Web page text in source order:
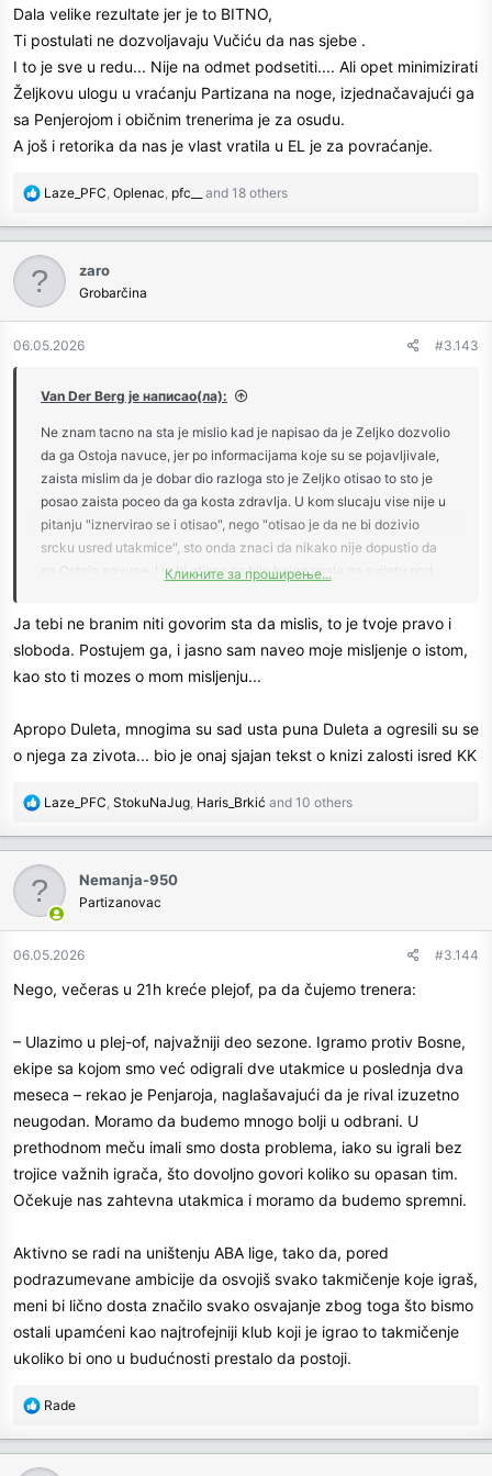
Dala velike rezultate jer je to BITNO,
Ti postulati ne dozvoljavaju Vučiću da nas sjebe .
I to je sve u redu... Nije na odmet podsetiti.... Ali opet minimizirati
Željkovu ulogu u vraćanju Partizana na noge, izjednačavajući ga
sa Penjerojom i običnim trenerima je za osudu.
A još i retorika da nas je vlast vratila u EL je za povraćanje.
R
c
t
o
n
Laze_PFC, Oplenac, pfc__ and 18 others
zaro
Grobarčina
06.05.2026 #3.143
Van Der Berg је написао(ла):
Ne znam tacno na sta je mislio kad je napisao da je Zeljko dozvolio
da ga Ostoja navuce, jer po informacijama koje su se pojavljivale,
zaista mislim da je dobar dio razloga sto je Zeljko otisao to sto je
posao zaista poceo da ga kosta zdravlja. U kom slucaju vise nije u
pitanju "iznervirao se i otisao", nego "otisao je da ne bi dozivio
srcku usred utakmice", sto onda znaci da nikako nije dopustio da
ga Ostoja navuce. I ja bi otisao sa bilo kojeg posla na svijetu pod
njegovog posla. A ako smatras ovo mjesto oazom sireg vidjenja
stvari, onda moras da dopustis da postoje vidjenja stvari koja se
bitno razlikuju od tvog. Jer je to, jelte, ta sirina.
Кликните за проширење...
Ja tebi ne branim niti govorim sta da mislis, to je tvoje pravo i
sloboda. Postujem ga, i jasno sam naveo moje misljenje o istom,
kao sto ti mozes o mom misljenju...
Apropo Duleta, mnogima su sad usta puna Duleta a ogresili su se
o njega za zivota... bio je onaj sjajan tekst o knizi zalosti isred KK
R
c
t
o
n
:
Laze_PFC, StokuNaJug, Haris_Brkić and 10 others
Nemanja-950
Partizanovac
06.05.2026 #3.144
Nego, večeras u 21h kreće plejof, pa da čujemo trenera:
– Ulazimo u plej-of, najvažniji deo sezone. Igramo protiv Bosne,
ekipe sa kojom smo već odigrali dve utakmice u poslednja dva
meseca – rekao je Penjaroja, naglašavajući da je rival izuzetno
neugodan. Moramo da budemo mnogo bolji u odbrani. U
prethodnom meču imali smo dosta problema, iako su igrali bez
trojice važnih igrača, što dovoljno govori koliko su opasan tim.
Očekuje nas zahtevna utakmica i moramo da budemo spremni.
Aktivno se radi na uništenju ABA lige, tako da, pored
podrazumevane ambicije da osvojiš svako takmičenje koje igraš,
meni bi lično dosta značilo svako osvajanje zbog toga što bismo
ostali upamćeni kao najtrofejniji klub koji je igrao to takmičenje
ukoliko bi ono u budućnosti prestalo da postoji.
R
c
Rade